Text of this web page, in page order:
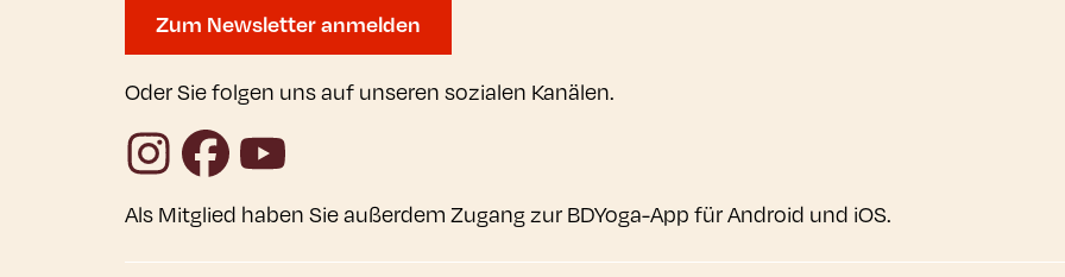
Zum Newsletter anmelden
Oder Sie folgen uns auf unseren sozialen Kanälen.
InstagramFacebook
YouTube
Als Mitglied haben Sie außerdem Zugang zur BDYoga-App für Android und iOS.